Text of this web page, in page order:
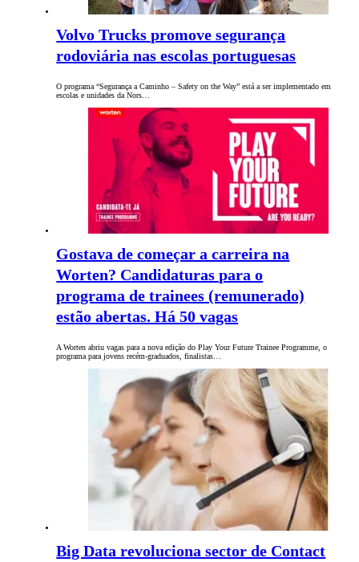
Volvo Trucks promove segurança
rodoviária nas escolas portuguesas
O programa “Segurança a Caminho – Safety on the Way” está a ser implementado em
escolas e unidades da Nors…
Gostava de começar a carreira na
Worten? Candidaturas para o
programa de trainees (remunerado)
estão abertas. Há 50 vagas
A Worten abriu vagas para a nova edição do Play Your Future Trainee Programme, o
programa para jovens recém-graduados, finalistas…
Big Data revoluciona sector de Contact